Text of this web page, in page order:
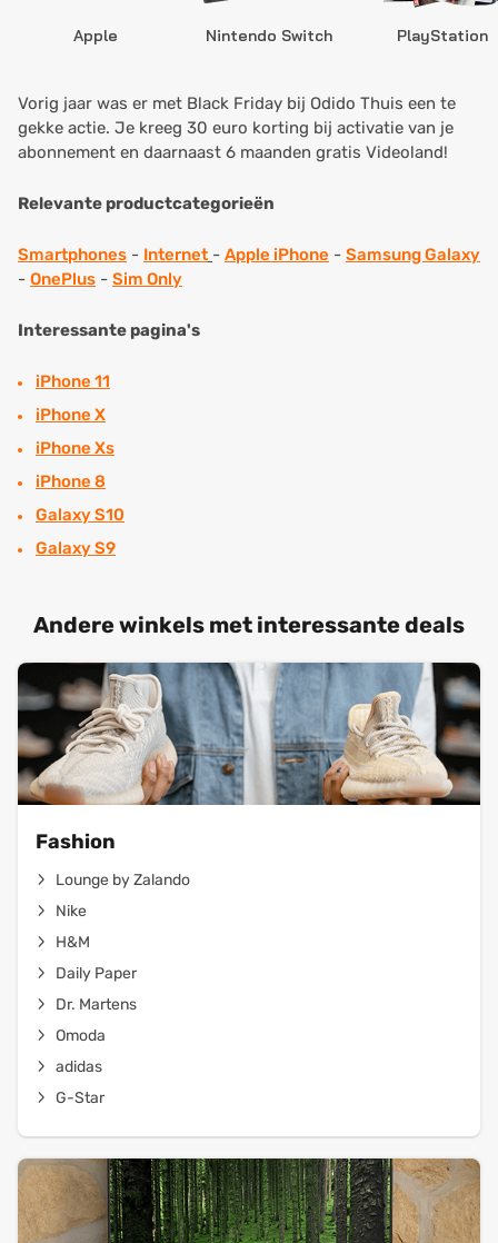
Apple Nintendo Switch PlayStation
Vorig jaar was er met Black Friday bij Odido Thuis een te
gekke actie. Je kreeg 30 euro korting bij activatie van je
abonnement en daarnaast 6 maanden gratis Videoland!
Relevante productcategorieën
Smartphones - Internet - Apple iPhone - Samsung Galaxy
- OnePlus - Sim Only
Interessante pagina's
iPhone 11
iPhone X
iPhone Xs
iPhone 8
Galaxy S10
Galaxy S9
Andere winkels met interessante deals
Fashion
Lounge by Zalando
Nike
H&M
Daily Paper
Dr. Martens
Omoda
adidas
G-Star